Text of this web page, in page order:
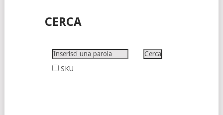
CERCA
SKU